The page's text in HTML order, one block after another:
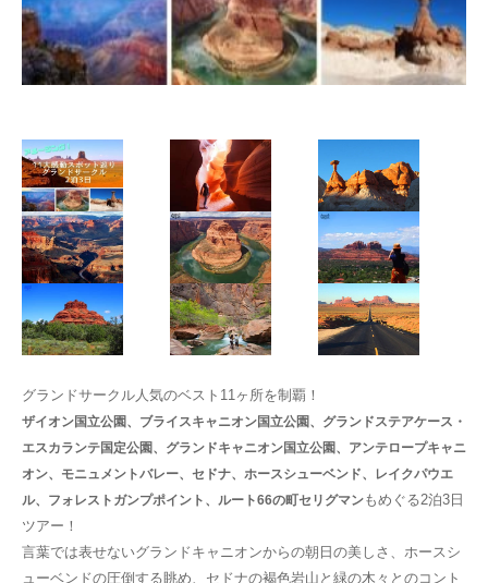
グランドサークル人気のベスト11ヶ所を制覇！
ザイオン国立公園、ブライスキャニオン国立公園、グランドステアケース・
エスカランテ国定公園、グランドキャニオン国立公園、アンテロープキャニ
オン、モニュメントバレー、セドナ、ホースシューベンド、レイクパウエ
ル、フォレストガンプポイント、ルート66の町セリグマンもめぐる2泊3日
ツアー！
言葉では表せないグランドキャニオンからの朝日の美しさ、ホースシ
ューベンドの圧倒する眺め、セドナの褐色岩山と緑の木々とのコント